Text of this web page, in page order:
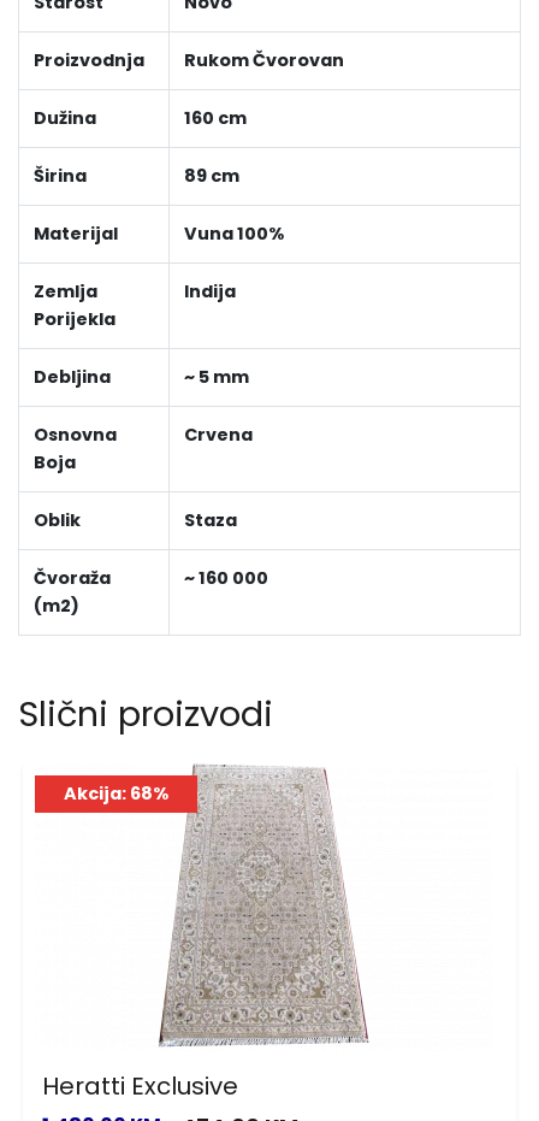
Proizvodnja Rukom Čvorovan
Dužina 160 cm
Širina 89 cm
Materijal Vuna 100%
Zemlja
Porijekla
Indija
Debljina ~ 5 mm
Osnovna
Boja
Crvena
Oblik Staza
Čvoraža
(m2)
~ 160 000
Slični proizvodi
Akcija: 68%
Heratti Exclusive